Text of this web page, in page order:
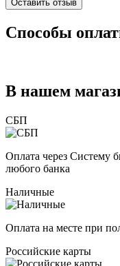
Оставить отзыв
Способы
В нашем
СБП
Оплата через Систему
любого банка
Наличные
Оплата на месте при
Российские карты